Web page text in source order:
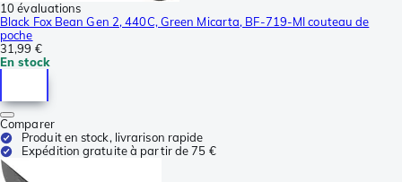
10 évaluations
Black Fox Bean Gen 2, 440C, Green Micarta, BF-719-MI couteau de
poche
31,99 €
En stock
Comparer
Produit en stock, livrarison rapide
Expédition gratuite à partir de 75 €